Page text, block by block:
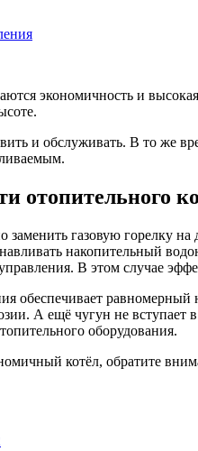
экономичность и
и обслуживать. В то же
отопительного
газовую горелку
накопительный
В этом случае
обеспечивает
А ещё чугун не
оборудования.
котёл, обратите